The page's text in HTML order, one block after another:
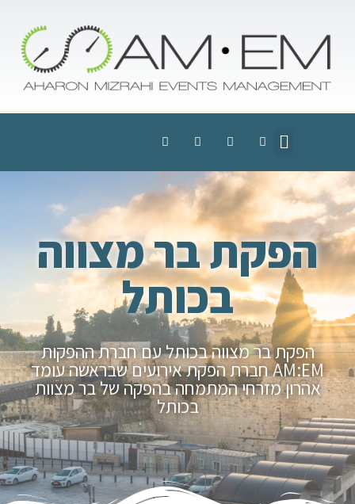
הפקת בר מצווה
בכותל
הפקת בר מצווה בכותל עם חברת ההפקות
AM:EM חברת הפקת אירועים שבראשה עומד
אהרון מזרחי המתמחה בהפקה של בר מצוות
בכותל